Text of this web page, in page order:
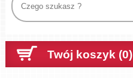
Twój koszyk (0)